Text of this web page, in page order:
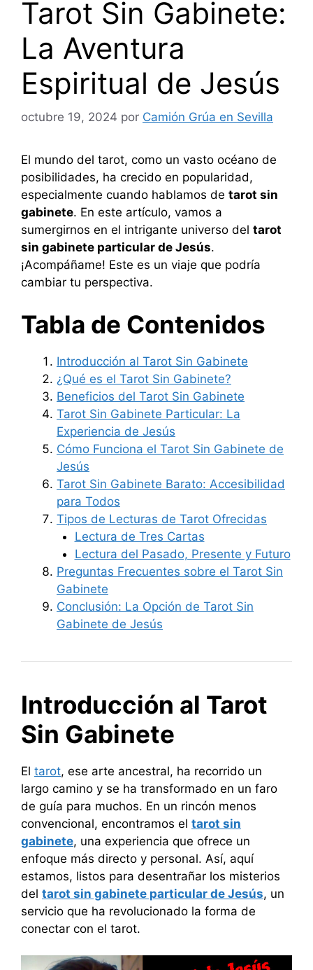
Tarot Sin Gabinete:
La Aventura
Espiritual de Jesús
octubre 19, 2024 por Camión Grúa en Sevilla
El mundo del tarot, como un vasto océano de
posibilidades, ha crecido en popularidad,
especialmente cuando hablamos de tarot sin
gabinete. En este artículo, vamos a
sumergirnos en el intrigante universo del tarot
sin gabinete particular de Jesús.
¡Acompáñame! Este es un viaje que podría
cambiar tu perspectiva.
Tabla de Contenidos
Introducción al Tarot Sin Gabinete
¿Qué es el Tarot Sin Gabinete?
Beneficios del Tarot Sin Gabinete
Tarot Sin Gabinete Particular: La
Experiencia de Jesús
Cómo Funciona el Tarot Sin Gabinete de
Jesús
Tarot Sin Gabinete Barato: Accesibilidad
para Todos
Tipos de Lecturas de Tarot Ofrecidas
Lectura de Tres Cartas
Lectura del Pasado, Presente y Futuro
Preguntas Frecuentes sobre el Tarot Sin
Gabinete
Conclusión: La Opción de Tarot Sin
Gabinete de Jesús
Introducción al Tarot
Sin Gabinete
El tarot, ese arte ancestral, ha recorrido un
largo camino y se ha transformado en un faro
de guía para muchos. En un rincón menos
convencional, encontramos el tarot sin
gabinete, una experiencia que ofrece un
enfoque más directo y personal. Así, aquí
estamos, listos para desentrañar los misterios
del tarot sin gabinete particular de Jesús, un
servicio que ha revolucionado la forma de
conectar con el tarot.